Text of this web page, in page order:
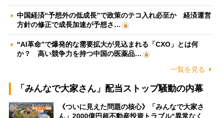
中国経済“予想外の低成長”で政策のテコ入れ必至か 経済運営
方針の修正で成長加速が予想さ…
“AI革命”で爆発的な需要拡大が見込まれる「CXO」とは何
か？ 高い競争力を持つ中国の医薬品…
一覧を見る
「みんなで大家さん」配当ストップ騒動の内幕
《ついに見えた問題の核心》「みんなで大家さ
ん」2000億円超不動産投資トラブル“異常なく